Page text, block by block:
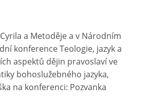
a Metoděje a v Národním
konference Teologie, jazyk a
aspektů dějin pravoslaví ve
bohoslužebného jazyka,
na konferenci: Pozvanka